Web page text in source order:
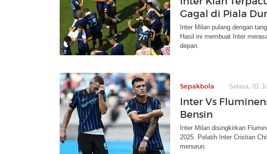
Gagal di Piala
Inter Milan pulang dengan
Hasil ini membuat Inter
depan.
Sepakbola Selasa, 01
Inter Vs
Bensin
Inter Milan disingkirkan
2025. Pelatih Inter Cristian
menurun.